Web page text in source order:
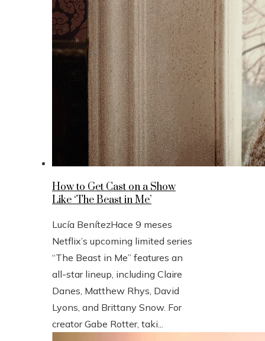
How to Get Cast on a Show
Like ‘The Beast in Me’
Lucía BenítezHace 9 meses
Netflix’s upcoming limited series
“The Beast in Me” features an
all-star lineup, including Claire
Danes, Matthew Rhys, David
Lyons, and Brittany Snow. For
creator Gabe Rotter, taki...